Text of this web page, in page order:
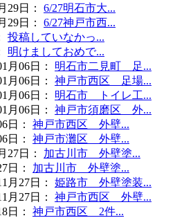
29日 ：
6/27明石市大...
29日 ：
6/27神戸市西...
投稿していなかっ...
明けましておめで...
月06日 ：
明石市二見町 足...
月06日 ：
神戸市西区 足場...
月06日 ：
明石市 トイレ工...
月06日 ：
神戸市須磨区 外...
日 ：
神戸市西区 外壁...
日 ：
神戸市灘区 外壁...
27日 ：
加古川市 外壁塗...
日 ：
加古川市 外壁塗...
月27日 ：
姫路市 外壁塗装...
月27日 ：
神戸市西区 外壁...
日 ：
神戸市西区 2件...